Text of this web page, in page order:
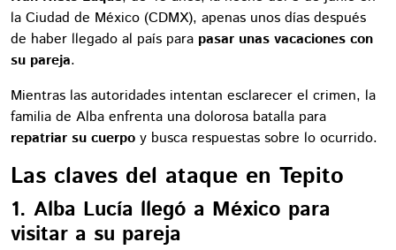
la Ciudad de México (CDMX), apenas unos días después
de haber llegado al país para pasar unas vacaciones con
su pareja.
Mientras las autoridades intentan esclarecer el crimen, la
familia de Alba enfrenta una dolorosa batalla para
repatriar su cuerpo y busca respuestas sobre lo ocurrido.
Las claves del ataque en Tepito
1. Alba Lucía llegó a México para
visitar a su pareja